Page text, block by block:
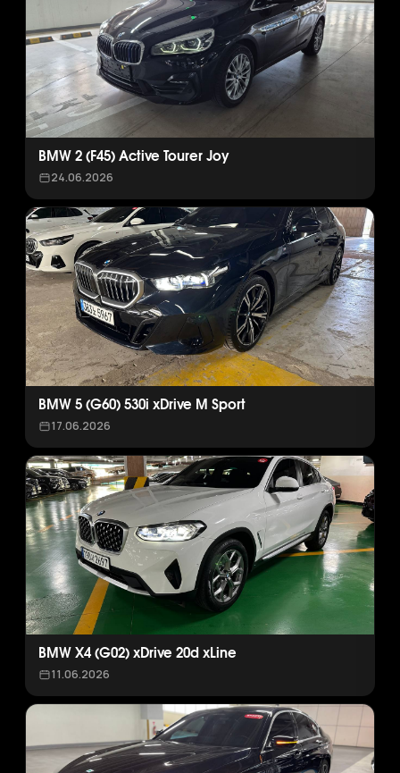
BMW 2 (F45) Active Tourer Joy
24.06.2026
BMW 5 (G60) 530i xDrive M Sport
17.06.2026
BMW X4 (G02) xDrive 20d xLine
11.06.2026